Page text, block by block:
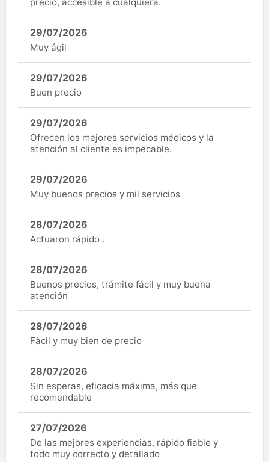
29/07/2026
Muy ágil
29/07/2026
Buen precio
29/07/2026
Ofrecen los mejores servicios médicos y la
atención al cliente es impecable.
29/07/2026
Muy buenos precios y mil servicios
28/07/2026
Actuaron rápido .
28/07/2026
Buenos precios, trámite fácil y muy buena
atención
28/07/2026
Fàcil y muy bien de precio
28/07/2026
Sin esperas, eficacia máxima, más que
recomendable
27/07/2026
De las mejores experiencias, rápido fiable y
todo muy correcto y detallado